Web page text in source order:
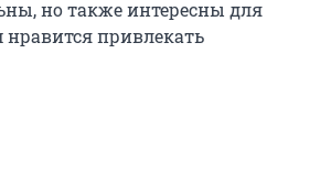
но также интересны для
привлекать